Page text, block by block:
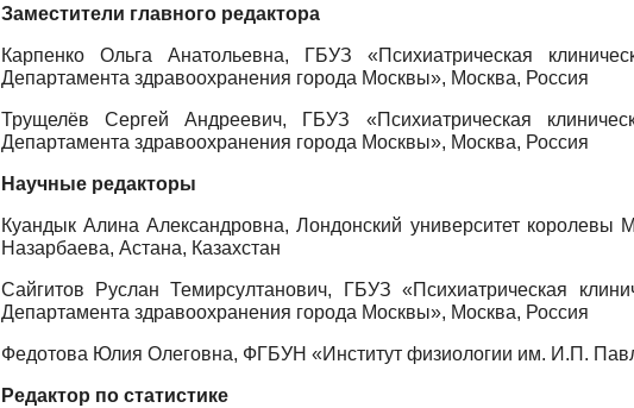
Заместители главного редактора
Карпенко Ольга Анатольевна, ГБУЗ «Психиатрическая
Департамента здравоохранения города Москвы», Москва, Россия
Трущелёв Сергей Андреевич, ГБУЗ «Психиатрическая
Департамента здравоохранения города Москвы», Москва, Россия
Научные редакторы
Куандык Алина Александровна, Лондонский университет королевы
Назарбаева, Астана, Казахстан
Сайгитов Руслан Темирсултанович, ГБУЗ «Психиатрическая
Департамента здравоохранения города Москвы», Москва, Россия
Федотова Юлия Олеговна, ФГБУН «Институт физиологии им. И.П.
Редактор по статистике